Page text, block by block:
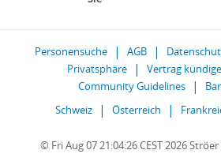
Personensuche AGB
Privatsphäre
Vertrag
Community Guidelines
Schweiz
Österreich
© Fri Aug 07 21:04:26 CEST 2026